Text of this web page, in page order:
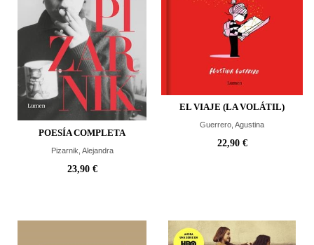
POESÍA COMPLETA
Pizarnik, Alejandra
23,90 €
EL VIAJE (LA VOLÁTIL)
Guerrero, Agustina
22,90 €